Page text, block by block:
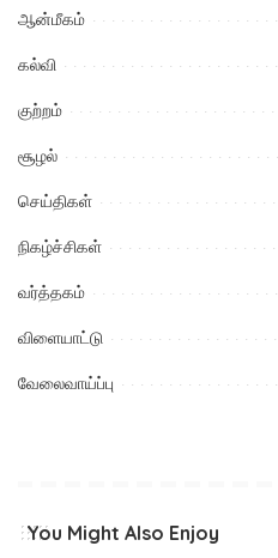
ஆன்மீகம்
கல்வி
குற்றம்
சூழல்
செய்திகள்
நிகழ்ச்சிகள்
வர்த்தகம்
விளையாட்டு
வேலைவாய்ப்பு
You Might Also Enjoy